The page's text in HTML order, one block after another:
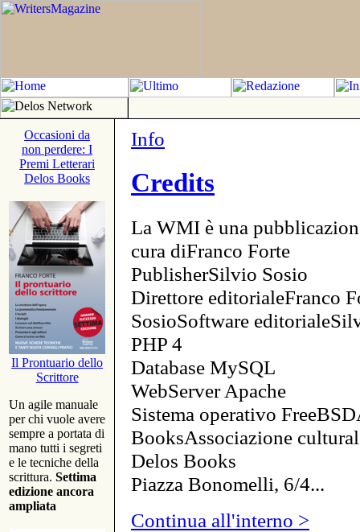
Occasioni da
non perdere: I
Premi Letterari
Delos Books
Il Prontuario dello
Scrittore
Un agile manuale
per chi vuole avere
sempre a portata di
mano tutti i segreti
e le tecniche della
scrittura. Settima
edizione ancora
ampliata
Info
Credits
La WMI è una
cura diFranco Forte
PublisherSilvio Sosio
Direttore editorialeFranco
SosioSoftware
PHP 4
Database MySQL
WebServer Apache
Sistema operativo
BooksAssociazione
Delos Books
Piazza Bonomelli, 6/4...
Continua all'interno >